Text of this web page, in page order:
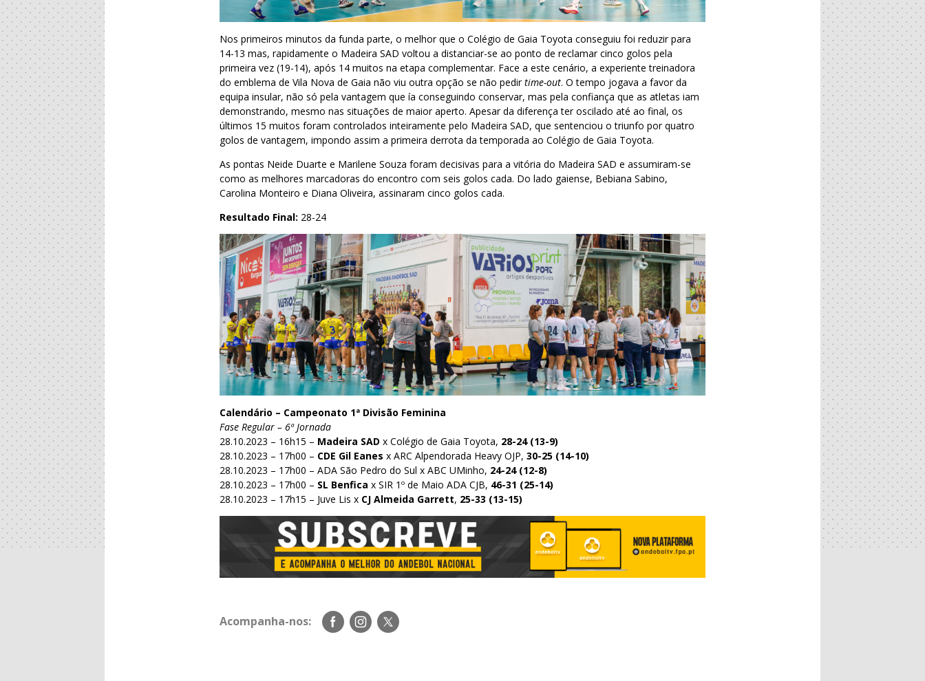
Nos primeiros minutos da funda parte, o melhor que o Colégio de Gaia Toyota conseguiu foi reduzir para
14-13 mas, rapidamente o Madeira SAD voltou a distanciar-se ao ponto de reclamar cinco golos pela
primeira vez (19-14), após 14 muitos na etapa complementar. Face a este cenário, a experiente treinadora
do emblema de Vila Nova de Gaia não viu outra opção se não pedirtime-out. O tempo jogava a favor da
equipa insular, não só pela vantagem que ía conseguindo conservar, mas pela confiança que as atletas iam
demonstrando, mesmo nas situações de maior aperto. Apesar da diferença ter oscilado até ao final, os
últimos 15 muitos foram controlados inteiramente pelo Madeira SAD, que sentenciou o triunfo por quatro
golos de vantagem, impondo assim a primeira derrota da temporada ao Colégio de Gaia Toyota.
As pontas Neide Duarte e Marilene Souza foram decisivas para a vitória do Madeira SAD e assumiram-se
como as melhores marcadoras do encontro com seis golos cada. Do lado gaiense, Bebiana Sabino,
Carolina Monteiro e Diana Oliveira, assinaram cinco golos cada.
Resultado Final: 28-24
Calendário – Campeonato 1ª Divisão Feminina
Fase Regular – 6ª Jornada
28.10.2023 – 16h15 – Madeira SAD x Colégio de Gaia Toyota, 28-24 (13-9)
28.10.2023 – 17h00 – CDE Gil Eanes x ARC Alpendorada Heavy OJP,30-25 (14-10)
28.10.2023 – 17h00 – ADA São Pedro do Sul x ABC UMinho, 24-24 (12-8)
28.10.2023 – 17h00 – SL Benfica x SIR 1º de Maio ADA CJB, 46-31 (25-14)
28.10.2023 – 17h15 – Juve Lis x CJ Almeida Garrett, 25-33 (13-15)
Acompanha-nos:
Siga-
nos
Siga-
nos
Siga-
nos